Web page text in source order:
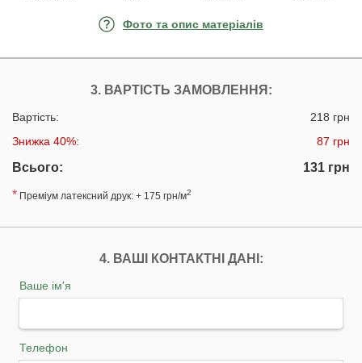
Фото та опис матеріалів
3. ВАРТІСТЬ ЗАМОВЛЕННЯ:
Вартість:
218 грн
Знижка 40%:
87 грн
Всього:
131 грн
* Преміум латексний друк: + 175 грн/м2
4. ВАШІ КОНТАКТНІ ДАНІ:
Ваше ім'я
Телефон